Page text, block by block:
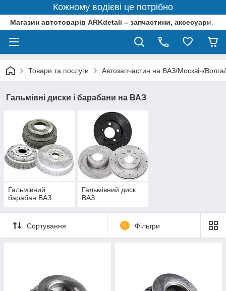
Кожному водієві це потрібно
Магазин автотоварів ARKdetali – запчастини, аксесуари,
Товари та послуги Автозапчастин на ВАЗ/Москвіч/
Гальмівні диски і барабани на ВАЗ
Гальмівний
барабан ВАЗ
Гальмівний диск
ВАЗ
Сортування 0 Фільтри